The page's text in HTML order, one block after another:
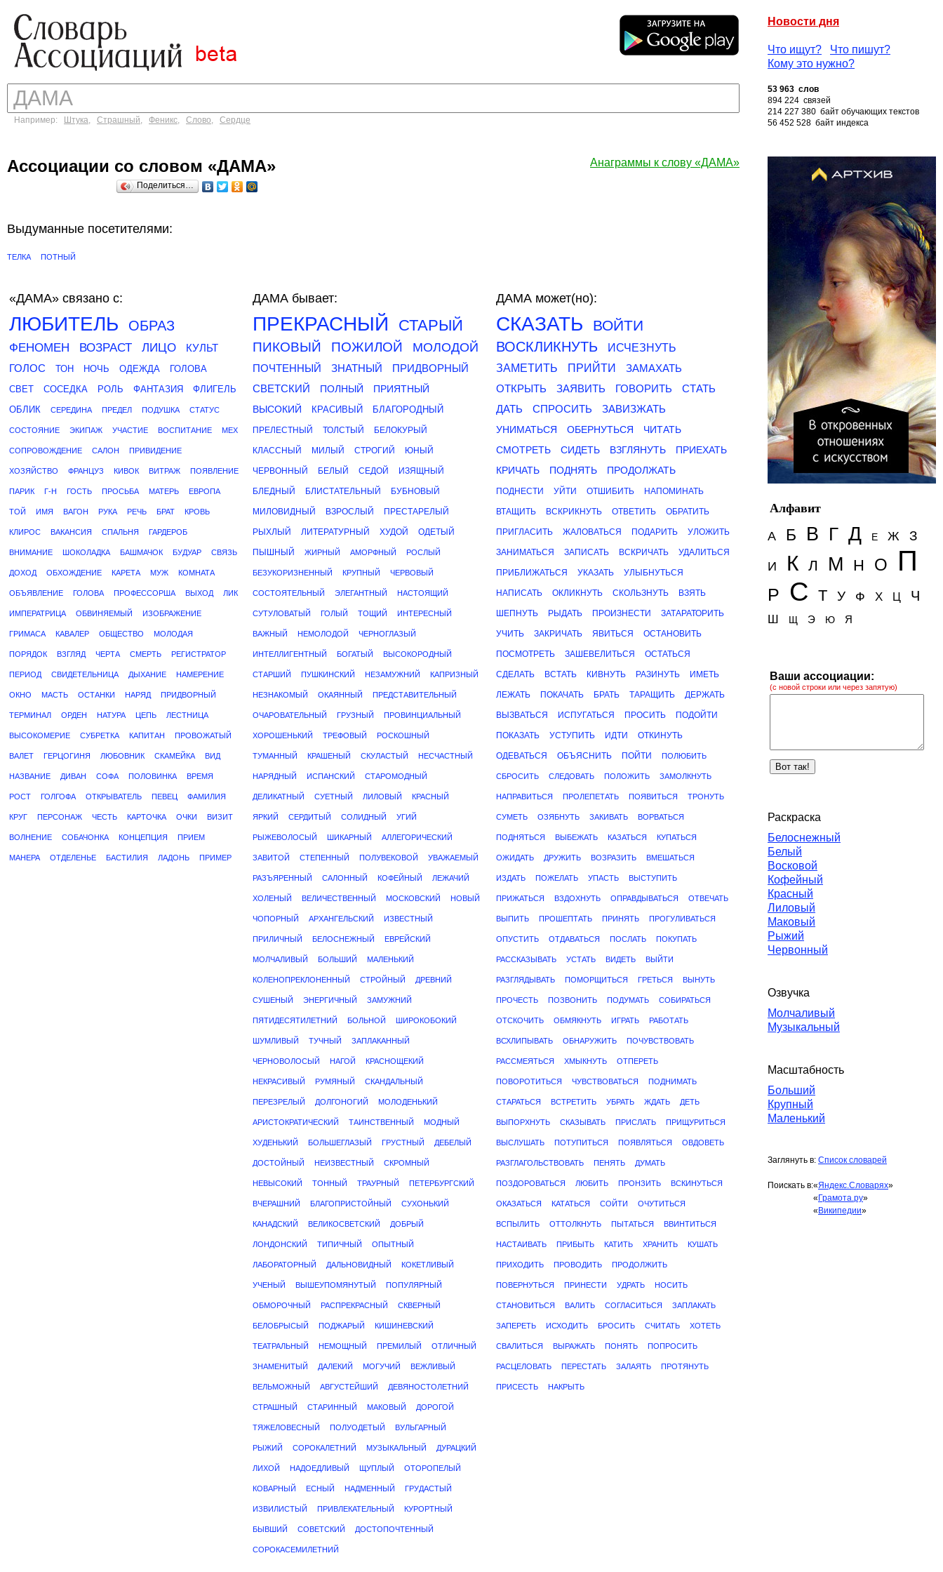
Новости дня
Что ищут?
Что пишут?
Кому это нужно?
Например: Штука, Страшный, Феникс, Слово, Сердце
53 963 слов
894 224 связей
214 227 380 байт обучающих текстов
56 452 528 байт индекса
Анаграммы к слову «ДАМА»
Ассоциации со словом «ДАМА»
Поделиться…
Выдуманные посетителями:
ТЕЛКА ПОТНЫЙ
«ДАМА» связано с:
ЛЮБИТЕЛЬ ОБРАЗ
ФЕНОМЕН ВОЗРАСТ ЛИЦО
КУЛЬТ
ГОЛОС
ТОН НОЧЬ ОДЕЖДА
ГОЛОВА
СВЕТ
СОСЕДКА РОЛЬ ФАНТАЗИЯ
ФЛИГЕЛЬ
ОБЛИК
СЕРЕДИНА ПРЕДЕЛ ПОДУШКА СТАТУС
СОСТОЯНИЕ ЭКИПАЖ УЧАСТИЕ ВОСПИТАНИЕ МЕХ
СОПРОВОЖДЕНИЕ САЛОН ПРИВИДЕНИЕ
ХОЗЯЙСТВО ФРАНЦУЗ КИВОК ВИТРАЖ ПОЯВЛЕНИЕ
ПАРИК Г-Н ГОСТЬ ПРОСЬБА МАТЕРЬ ЕВРОПА
ТОЙ ИМЯ ВАГОН РУКА РЕЧЬ БРАТ КРОВЬ
КЛИРОС ВАКАНСИЯ СПАЛЬНЯ ГАРДЕРОБ
ВНИМАНИЕ ШОКОЛАДКА БАШМАЧОК БУДУАР СВЯЗЬ
ДОХОД ОБХОЖДЕНИЕ КАРЕТА МУЖ КОМНАТА
ОБЪЯВЛЕНИЕ ГОЛОВА ПРОФЕССОРША ВЫХОД ЛИК
ИМПЕРАТРИЦА ОБВИНЯЕМЫЙ ИЗОБРАЖЕНИЕ
ГРИМАСА КАВАЛЕР ОБЩЕСТВО МОЛОДАЯ
ПОРЯДОК ВЗГЛЯД ЧЕРТА СМЕРТЬ РЕГИСТРАТОР
ПЕРИОД СВИДЕТЕЛЬНИЦА ДЫХАНИЕ НАМЕРЕНИЕ
ОКНО МАСТЬ ОСТАНКИ НАРЯД ПРИДВОРНЫЙ
ТЕРМИНАЛ ОРДЕН НАТУРА ЦЕПЬ ЛЕСТНИЦА
ВЫСОКОМЕРИЕ СУБРЕТКА КАПИТАН ПРОВОЖАТЫЙ
ВАЛЕТ ГЕРЦОГИНЯ ЛЮБОВНИК СКАМЕЙКА ВИД
НАЗВАНИЕ ДИВАН СОФА ПОЛОВИНКА ВРЕМЯ
РОСТ ГОЛГОФА ОТКРЫВАТЕЛЬ ПЕВЕЦ ФАМИЛИЯ
КРУГ ПЕРСОНАЖ ЧЕСТЬ КАРТОЧКА ОЧКИ ВИЗИТ
ВОЛНЕНИЕ СОБАЧОНКА КОНЦЕПЦИЯ ПРИЕМ
МАНЕРА ОТДЕЛЕНЬЕ БАСТИЛИЯ ЛАДОНЬ ПРИМЕР
ДАМА бывает:
ПРЕКРАСНЫЙ СТАРЫЙ
ПИКОВЫЙ ПОЖИЛОЙ МОЛОДОЙ
ПОЧТЕННЫЙ ЗНАТНЫЙ
ПРИДВОРНЫЙ
СВЕТСКИЙ
ПОЛНЫЙ
ПРИЯТНЫЙ
ВЫСОКИЙ
КРАСИВЫЙ БЛАГОРОДНЫЙ
ПРЕЛЕСТНЫЙ ТОЛСТЫЙ БЕЛОКУРЫЙ
КЛАССНЫЙ МИЛЫЙ СТРОГИЙ ЮНЫЙ
ЧЕРВОННЫЙ БЕЛЫЙ СЕДОЙ ИЗЯЩНЫЙ
БЛЕДНЫЙ БЛИСТАТЕЛЬНЫЙ БУБНОВЫЙ
МИЛОВИДНЫЙ ВЗРОСЛЫЙ ПРЕСТАРЕЛЫЙ
РЫХЛЫЙ ЛИТЕРАТУРНЫЙ ХУДОЙ ОДЕТЫЙ
ПЫШНЫЙ ЖИРНЫЙ АМОРФНЫЙ РОСЛЫЙ
БЕЗУКОРИЗНЕННЫЙ КРУПНЫЙ ЧЕРВОВЫЙ
СОСТОЯТЕЛЬНЫЙ ЭЛЕГАНТНЫЙ НАСТОЯЩИЙ
СУТУЛОВАТЫЙ ГОЛЫЙ ТОЩИЙ ИНТЕРЕСНЫЙ
ВАЖНЫЙ НЕМОЛОДОЙ ЧЕРНОГЛАЗЫЙ
ИНТЕЛЛИГЕНТНЫЙ БОГАТЫЙ ВЫСОКОРОДНЫЙ
СТАРШИЙ ПУШКИНСКИЙ НЕЗАМУЖНИЙ КАПРИЗНЫЙ
НЕЗНАКОМЫЙ ОКАЯННЫЙ ПРЕДСТАВИТЕЛЬНЫЙ
ОЧАРОВАТЕЛЬНЫЙ ГРУЗНЫЙ ПРОВИНЦИАЛЬНЫЙ
ХОРОШЕНЬКИЙ ТРЕФОВЫЙ РОСКОШНЫЙ
ТУМАННЫЙ КРАШЕНЫЙ СКУЛАСТЫЙ НЕСЧАСТНЫЙ
НАРЯДНЫЙ ИСПАНСКИЙ СТАРОМОДНЫЙ
ДЕЛИКАТНЫЙ СУЕТНЫЙ ЛИЛОВЫЙ КРАСНЫЙ
ЯРКИЙ СЕРДИТЫЙ СОЛИДНЫЙ УГИЙ
РЫЖЕВОЛОСЫЙ ШИКАРНЫЙ АЛЛЕГОРИЧЕСКИЙ
ЗАВИТОЙ СТЕПЕННЫЙ ПОЛУВЕКОВОЙ УВАЖАЕМЫЙ
РАЗЪЯРЕННЫЙ САЛОННЫЙ КОФЕЙНЫЙ ЛЕЖАЧИЙ
ХОЛЕНЫЙ ВЕЛИЧЕСТВЕННЫЙ МОСКОВСКИЙ НОВЫЙ
ЧОПОРНЫЙ АРХАНГЕЛЬСКИЙ ИЗВЕСТНЫЙ
ПРИЛИЧНЫЙ БЕЛОСНЕЖНЫЙ ЕВРЕЙСКИЙ
МОЛЧАЛИВЫЙ БОЛЬШИЙ МАЛЕНЬКИЙ
КОЛЕНОПРЕКЛОНЕННЫЙ СТРОЙНЫЙ ДРЕВНИЙ
СУШЕНЫЙ ЭНЕРГИЧНЫЙ ЗАМУЖНИЙ
ПЯТИДЕСЯТИЛЕТНИЙ БОЛЬНОЙ ШИРОКОБОКИЙ
ШУМЛИВЫЙ ТУЧНЫЙ ЗАПЛАКАННЫЙ
ЧЕРНОВОЛОСЫЙ НАГОЙ КРАСНОЩЕКИЙ
НЕКРАСИВЫЙ РУМЯНЫЙ СКАНДАЛЬНЫЙ
ПЕРЕЗРЕЛЫЙ ДОЛГОНОГИЙ МОЛОДЕНЬКИЙ
АРИСТОКРАТИЧЕСКИЙ ТАИНСТВЕННЫЙ МОДНЫЙ
ХУДЕНЬКИЙ БОЛЬШЕГЛАЗЫЙ ГРУСТНЫЙ ДЕБЕЛЫЙ
ДОСТОЙНЫЙ НЕИЗВЕСТНЫЙ СКРОМНЫЙ
НЕВЫСОКИЙ ТОННЫЙ ТРАУРНЫЙ ПЕТЕРБУРГСКИЙ
ВЧЕРАШНИЙ БЛАГОПРИСТОЙНЫЙ СУХОНЬКИЙ
КАНАДСКИЙ ВЕЛИКОСВЕТСКИЙ ДОБРЫЙ
ЛОНДОНСКИЙ ТИПИЧНЫЙ ОПЫТНЫЙ
ЛАБОРАТОРНЫЙ ДАЛЬНОВИДНЫЙ КОКЕТЛИВЫЙ
УЧЕНЫЙ ВЫШЕУПОМЯНУТЫЙ ПОПУЛЯРНЫЙ
ОБМОРОЧНЫЙ РАСПРЕКРАСНЫЙ СКВЕРНЫЙ
БЕЛОБРЫСЫЙ ПОДЖАРЫЙ КИШИНЕВСКИЙ
ТЕАТРАЛЬНЫЙ НЕМОЩНЫЙ ПРЕМИЛЫЙ ОТЛИЧНЫЙ
ЗНАМЕНИТЫЙ ДАЛЕКИЙ МОГУЧИЙ ВЕЖЛИВЫЙ
ВЕЛЬМОЖНЫЙ АВГУСТЕЙШИЙ ДЕВЯНОСТОЛЕТНИЙ
СТРАШНЫЙ СТАРИННЫЙ МАКОВЫЙ ДОРОГОЙ
ТЯЖЕЛОВЕСНЫЙ ПОЛУОДЕТЫЙ ВУЛЬГАРНЫЙ
РЫЖИЙ СОРОКАЛЕТНИЙ МУЗЫКАЛЬНЫЙ ДУРАЦКИЙ
ЛИХОЙ НАДОЕДЛИВЫЙ ЩУПЛЫЙ ОТОРОПЕЛЫЙ
КОВАРНЫЙ ЕСНЫЙ НАДМЕННЫЙ ГРУДАСТЫЙ
ИЗВИЛИСТЫЙ ПРИВЛЕКАТЕЛЬНЫЙ КУРОРТНЫЙ
БЫВШИЙ СОВЕТСКИЙ ДОСТОПОЧТЕННЫЙ
СОРОКАСЕМИЛЕТНИЙ
ДАМА может(но):
СКАЗАТЬ ВОЙТИ
ВОСКЛИКНУТЬ
ИСЧЕЗНУТЬ
ЗАМЕТИТЬ
ПРИЙТИ
ЗАМАХАТЬ
ОТКРЫТЬ
ЗАЯВИТЬ ГОВОРИТЬ
СТАТЬ
ДАТЬ
СПРОСИТЬ ЗАВИЗЖАТЬ
УНИМАТЬСЯ ОБЕРНУТЬСЯ
ЧИТАТЬ
СМОТРЕТЬ
СИДЕТЬ ВЗГЛЯНУТЬ
ПРИЕХАТЬ
КРИЧАТЬ
ПОДНЯТЬ ПРОДОЛЖАТЬ
ПОДНЕСТИ УЙТИ ОТШИБИТЬ НАПОМИНАТЬ
ВТАЩИТЬ ВСКРИКНУТЬ ОТВЕТИТЬ ОБРАТИТЬ
ПРИГЛАСИТЬ ЖАЛОВАТЬСЯ ПОДАРИТЬ УЛОЖИТЬ
ЗАНИМАТЬСЯ ЗАПИСАТЬ ВСКРИЧАТЬ УДАЛИТЬСЯ
ПРИБЛИЖАТЬСЯ УКАЗАТЬ УЛЫБНУТЬСЯ
НАПИСАТЬ ОКЛИКНУТЬ СКОЛЬЗНУТЬ ВЗЯТЬ
ШЕПНУТЬ РЫДАТЬ ПРОИЗНЕСТИ ЗАТАРАТОРИТЬ
УЧИТЬ ЗАКРИЧАТЬ ЯВИТЬСЯ ОСТАНОВИТЬ
ПОСМОТРЕТЬ ЗАШЕВЕЛИТЬСЯ ОСТАТЬСЯ
СДЕЛАТЬ ВСТАТЬ КИВНУТЬ РАЗИНУТЬ ИМЕТЬ
ЛЕЖАТЬ ПОКАЧАТЬ БРАТЬ ТАРАЩИТЬ ДЕРЖАТЬ
ВЫЗВАТЬСЯ ИСПУГАТЬСЯ ПРОСИТЬ ПОДОЙТИ
ПОКАЗАТЬ УСТУПИТЬ ИДТИ ОТКИНУТЬ
ОДЕВАТЬСЯ ОБЪЯСНИТЬ ПОЙТИ ПОЛЮБИТЬ
СБРОСИТЬ СЛЕДОВАТЬ ПОЛОЖИТЬ ЗАМОЛКНУТЬ
НАПРАВИТЬСЯ ПРОЛЕПЕТАТЬ ПОЯВИТЬСЯ ТРОНУТЬ
СУМЕТЬ ОЗЯБНУТЬ ЗАКИВАТЬ ВОРВАТЬСЯ
ПОДНЯТЬСЯ ВЫБЕЖАТЬ КАЗАТЬСЯ КУПАТЬСЯ
ОЖИДАТЬ ДРУЖИТЬ ВОЗРАЗИТЬ ВМЕШАТЬСЯ
ИЗДАТЬ ПОЖЕЛАТЬ УПАСТЬ ВЫСТУПИТЬ
ПРИЖАТЬСЯ ВЗДОХНУТЬ ОПРАВДЫВАТЬСЯ ОТВЕЧАТЬ
ВЫПИТЬ ПРОШЕПТАТЬ ПРИНЯТЬ ПРОГУЛИВАТЬСЯ
ОПУСТИТЬ ОТДАВАТЬСЯ ПОСЛАТЬ ПОКУПАТЬ
РАССКАЗЫВАТЬ УСТАТЬ ВИДЕТЬ ВЫЙТИ
РАЗГЛЯДЫВАТЬ ПОМОРЩИТЬСЯ ГРЕТЬСЯ ВЫНУТЬ
ПРОЧЕСТЬ ПОЗВОНИТЬ ПОДУМАТЬ СОБИРАТЬСЯ
ОТСКОЧИТЬ ОБМЯКНУТЬ ИГРАТЬ РАБОТАТЬ
ВСХЛИПЫВАТЬ ОБНАРУЖИТЬ ПОЧУВСТВОВАТЬ
РАССМЕЯТЬСЯ ХМЫКНУТЬ ОТПЕРЕТЬ
ПОВОРОТИТЬСЯ ЧУВСТВОВАТЬСЯ ПОДНИМАТЬ
СТАРАТЬСЯ ВСТРЕТИТЬ УБРАТЬ ЖДАТЬ ДЕТЬ
ВЫПОРХНУТЬ СКАЗЫВАТЬ ПРИСЛАТЬ ПРИЩУРИТЬСЯ
ВЫСЛУШАТЬ ПОТУПИТЬСЯ ПОЯВЛЯТЬСЯ ОВДОВЕТЬ
РАЗГЛАГОЛЬСТВОВАТЬ ПЕНЯТЬ ДУМАТЬ
ПОЗДОРОВАТЬСЯ ЛЮБИТЬ ПРОНЗИТЬ ВСКИНУТЬСЯ
ОКАЗАТЬСЯ КАТАТЬСЯ СОЙТИ ОЧУТИТЬСЯ
ВСПЫЛИТЬ ОТТОЛКНУТЬ ПЫТАТЬСЯ ВВИНТИТЬСЯ
НАСТАИВАТЬ ПРИБЫТЬ КАТИТЬ ХРАНИТЬ КУШАТЬ
ПРИХОДИТЬ ПРОВОДИТЬ ПРОДОЛЖИТЬ
ПОВЕРНУТЬСЯ ПРИНЕСТИ УДРАТЬ НОСИТЬ
СТАНОВИТЬСЯ ВАЛИТЬ СОГЛАСИТЬСЯ ЗАПЛАКАТЬ
ЗАПЕРЕТЬ ИСХОДИТЬ БРОСИТЬ СЧИТАТЬ ХОТЕТЬ
СВАЛИТЬСЯ ВЫРАЖАТЬ ПОНЯТЬ ПОПРОСИТЬ
РАСЦЕЛОВАТЬ ПЕРЕСТАТЬ ЗАЛАЯТЬ ПРОТЯНУТЬ
ПРИСЕСТЬ НАКРЫТЬ
Алфавит
А
Б В Г Д Е Ж З
И К Л М Н О П
Р С Т У Ф Х Ц Ч
Ш Щ Э Ю Я
Ваши ассоциации:
(с новой строки или через запятую)
Раскраска
Белоснежный
Белый
Восковой
Кофейный
Красный
Лиловый
Маковый
Рыжий
Червонный
Озвучка
Молчаливый
Музыкальный
Масштабность
Больший
Крупный
Маленький
Заглянуть в: Список словарей
Поискать в:«Яндекс.Словарях»
« Грамота.ру»
« Википедии»